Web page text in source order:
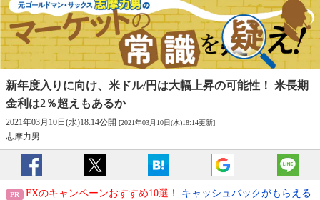
新年度入りに向け、米ドル/円は大幅上昇の可能性！ 米長期
金利は2％超えもあるか
2021年03月10日(水)18:14公開 [2021年03月10日(水)18:14更新]
志摩力男
FXのキャンペーンおすすめ10選！
キャッシュバックがもらえる